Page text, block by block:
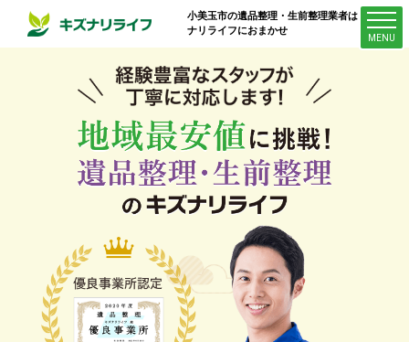
小美玉市の遺品整理・生前整理業者はキズ
ナリライフにおまかせ